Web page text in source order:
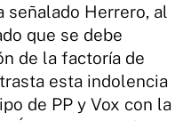
señalado Herrero, al
que se debe
de la factoría de
esta indolencia
de PP y Vox con la